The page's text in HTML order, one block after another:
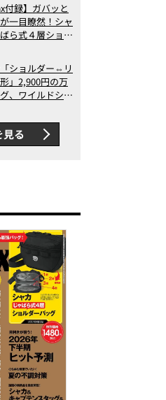
付録】ガバッと
一目瞭然！シャ
ら式４層ショル
ショルダー⇔リ
」2,900円の万
、ワイルドシン
日バッグの人気
グベスト3】
版）
見る